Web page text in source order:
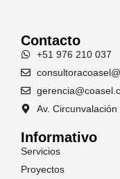
Contacto
+51 976 210 037
Av.
Informativo
Servicios
Proyectos